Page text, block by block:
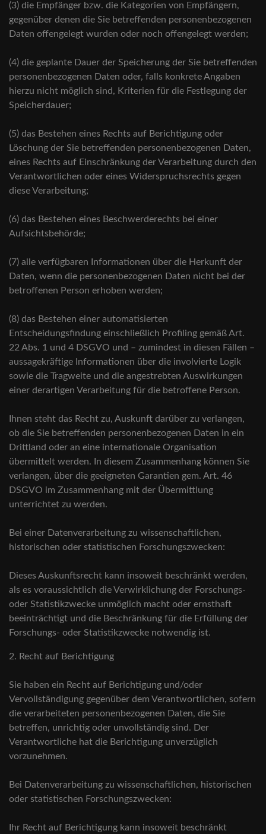
(3) die Empfänger bzw. die Kategorien von Empfängern,
gegenüber denen die Sie betreffenden personenbezogenen
Daten offengelegt wurden oder noch offengelegt werden;
(4) die geplante Dauer der Speicherung der Sie betreffenden
personenbezogenen Daten oder, falls konkrete Angaben
hierzu nicht möglich sind, Kriterien für die Festlegung der
Speicherdauer;
(5) das Bestehen eines Rechts auf Berichtigung oder
Löschung der Sie betreffenden personenbezogenen Daten,
eines Rechts auf Einschränkung der Verarbeitung durch den
Verantwortlichen oder eines Widerspruchsrechts gegen
diese Verarbeitung;
(6) das Bestehen eines Beschwerderechts bei einer
Aufsichtsbehörde;
(7) alle verfügbaren Informationen über die Herkunft der
Daten, wenn die personenbezogenen Daten nicht bei der
betroffenen Person erhoben werden;
(8) das Bestehen einer automatisierten
Entscheidungsfindung einschließlich Profiling gemäß Art.
22 Abs. 1 und 4 DSGVO und – zumindest in diesen Fällen –
aussagekräftige Informationen über die involvierte Logik
sowie die Tragweite und die angestrebten Auswirkungen
einer derartigen Verarbeitung für die betroffene Person.
Ihnen steht das Recht zu, Auskunft darüber zu verlangen,
ob die Sie betreffenden personenbezogenen Daten in ein
Drittland oder an eine internationale Organisation
übermittelt werden. In diesem Zusammenhang können Sie
verlangen, über die geeigneten Garantien gem. Art. 46
DSGVO im Zusammenhang mit der Übermittlung
unterrichtet zu werden.
Bei einer Datenverarbeitung zu wissenschaftlichen,
historischen oder statistischen Forschungszwecken:
Dieses Auskunftsrecht kann insoweit beschränkt werden,
als es voraussichtlich die Verwirklichung der Forschungs-
oder Statistikzwecke unmöglich macht oder ernsthaft
beeinträchtigt und die Beschränkung für die Erfüllung der
Forschungs- oder Statistikzwecke notwendig ist.
2. Recht auf Berichtigung
Sie haben ein Recht auf Berichtigung und/oder
Vervollständigung gegenüber dem Verantwortlichen, sofern
die verarbeiteten personenbezogenen Daten, die Sie
betreffen, unrichtig oder unvollständig sind. Der
Verantwortliche hat die Berichtigung unverzüglich
vorzunehmen.
Bei Datenverarbeitung zu wissenschaftlichen, historischen
oder statistischen Forschungszwecken:
Ihr Recht auf Berichtigung kann insoweit beschränkt